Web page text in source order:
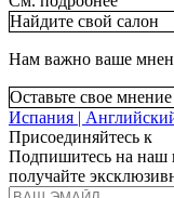
Найдите свой салон
Нам важно ваше
Оставьте свое мнение
Испания |
Присоединяйтесь к
Подпишитесь на наш
получайте